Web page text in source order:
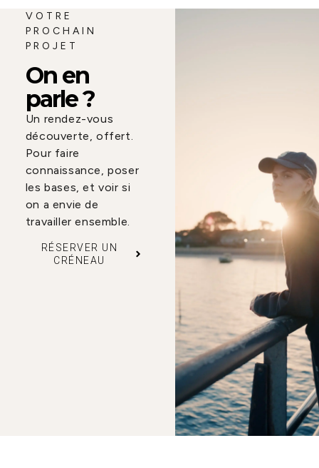
VOTRE
PROCHAIN
PROJET
On en
parle ?
Un rendez-vous
découverte, offert.
Pour faire
connaissance, poser
les bases, et voir si
on a envie de
travailler ensemble.
RÉSERVER UN
CRÉNEAU